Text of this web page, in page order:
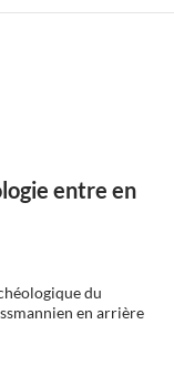
entre en